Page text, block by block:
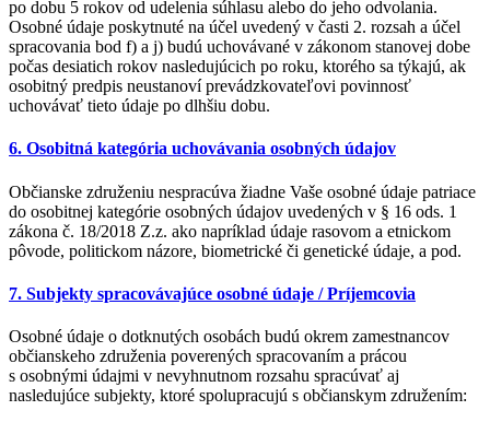
po dobu 5 rokov od udelenia súhlasu alebo do jeho odvolania.
Osobné údaje poskytnuté na účel uvedený v časti 2. rozsah a účel
spracovania bod f) a j) budú uchovávané v zákonom stanovej dobe
počas desiatich rokov nasledujúcich po roku, ktorého sa týkajú, ak
osobitný predpis neustanoví prevádzkovateľovi povinnosť
uchovávať tieto údaje po dlhšiu dobu.
6. Osobitná kategória uchovávania osobných údajov
Občianske združeniu nespracúva žiadne Vaše osobné údaje patriace
do osobitnej kategórie osobných údajov uvedených v § 16 ods. 1
zákona č. 18/2018 Z.z. ako napríklad údaje rasovom a etnickom
pôvode, politickom názore, biometrické či genetické údaje, a pod.
7. Subjekty spracovávajúce osobné údaje / Príjemcovia
Osobné údaje o dotknutých osobách budú okrem zamestnancov
občianskeho združenia poverených spracovaním a prácou
s osobnými údajmi v nevyhnutnom rozsahu spracúvať aj
nasledujúce subjekty, ktoré spolupracujú s občianskym združením: